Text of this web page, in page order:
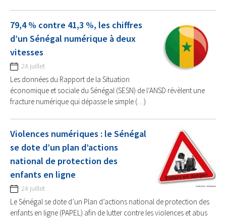
79,4 % contre 41,3 %, les chiffres
d’un Sénégal numérique à deux
vitesses
24 juillet
Les données du Rapport de la Situation
économique et sociale du Sénégal (SESN) de l’ANSD révèlent une
fracture numérique qui dépasse le simple (…)
Violences numériques : le Sénégal
se dote d’un plan d’actions
national de protection des
enfants en ligne
24 juillet
Le Sénégal se dote d’un Plan d’actions national de protection des
enfants en ligne (PAPEL) afin de lutter contre les violences et abus